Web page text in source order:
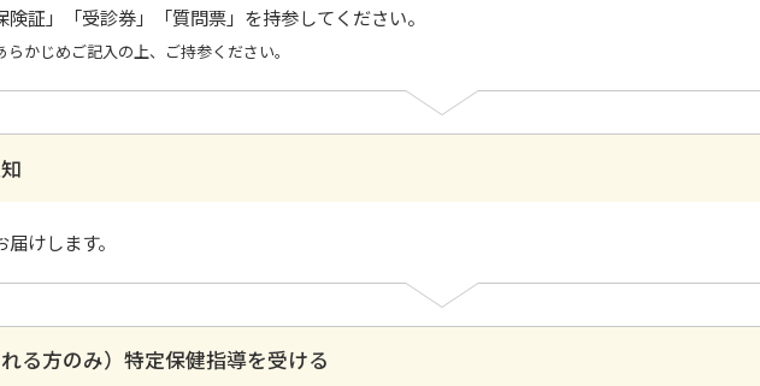
険証」「受診券」「質問票」を持参してください。
かじめご記入の上、ご持参ください。
けします。
れる方のみ）特定保健指導を受ける